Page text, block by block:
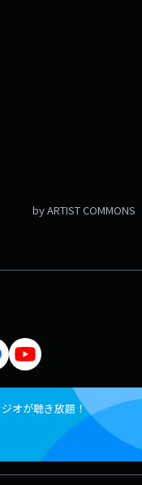
by ARTIST COMMONS
オが聴き放題！